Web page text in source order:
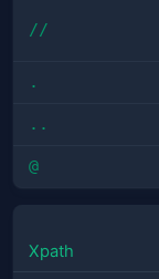
//
.
..
@
Xpath